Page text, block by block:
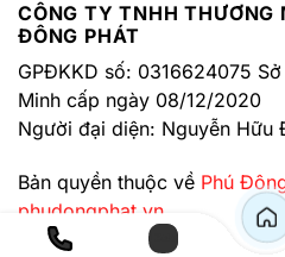
CÔNG TY TNHH THƯƠNG
ĐÔNG PHÁT
GPĐKKD số: 0316624075
Minh cấp ngày 08/12/2020
Người đại diện: Nguyễn Hữu
Bản quyền thuộc về Phú
phudongphat.vn